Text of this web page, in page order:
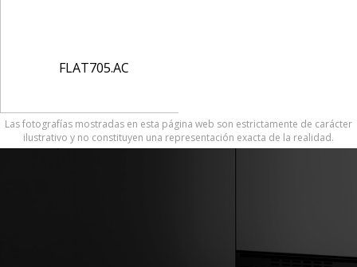
FLAT705.AC
Las fotografías mostradas en esta página web son estrictamente de carácter
ilustrativo y no constituyen una representación exacta de la realidad.